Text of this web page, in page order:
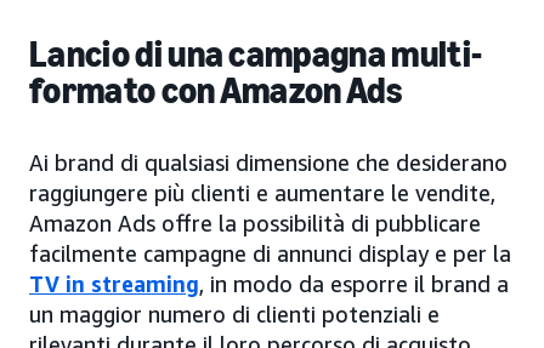
Lancio di una campagna multi-
formato con Amazon Ads
Ai brand di qualsiasi dimensione che desiderano
raggiungere più clienti e aumentare le vendite,
Amazon Ads offre la possibilità di pubblicare
facilmente campagne di annunci display e per la
TV in streaming, in modo da esporre il brand a
un maggior numero di clienti potenziali e